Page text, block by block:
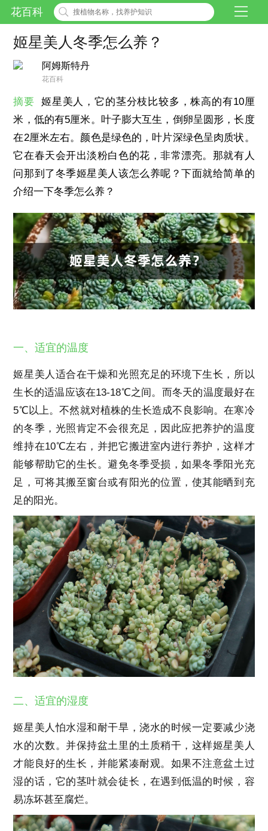
花百科
姬星美人冬季怎么养？
阿姆斯特丹
花百科
摘要
姬星美人，它的茎分枝比较多，株高的有10厘
米，低的有5厘米。叶子膨大互生，倒卵呈圆形，长度
在2厘米左右。颜色是绿色的，叶片深绿色呈肉质状。
它在春天会开出淡粉白色的花，非常漂亮。那就有人
问那到了冬季姬星美人该怎么养呢？下面就给简单的
介绍一下冬季怎么养？
一、适宜的温度
姬星美人适合在干燥和光照充足的环境下生长，所以
生长的适温应该在13-18℃之间。而冬天的温度最好在
5℃以上。不然就对植株的生长造成不良影响。在寒冷
的冬季，光照肯定不会很充足，因此应把养护的温度
维持在10℃左右，并把它搬进室内进行养护，这样才
能够帮助它的生长。避免冬季受损，如果冬季阳光充
足，可将其搬至窗台或有阳光的位置，使其能晒到充
足的阳光。
二、适宜的湿度
姬星美人怕水湿和耐干旱，浇水的时候一定要减少浇
水的次数。并保持盆土里的土质稍干，这样姬星美人
才能良好的生长，并能紧凑耐观。如果不注意盆土过
湿的话，它的茎叶就会徒长，在遇到低温的时候，容
易冻坏甚至腐烂。